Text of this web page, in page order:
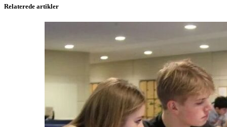
Relaterede artikler